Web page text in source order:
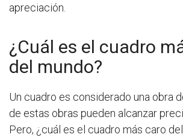
apreciación.
¿Cuál es el cuadro
del mundo?
Un cuadro es considerado una obra
de estas obras pueden alcanzar
Pero, ¿cuál es el cuadro más caro